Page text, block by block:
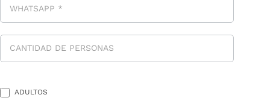
ADULTOS